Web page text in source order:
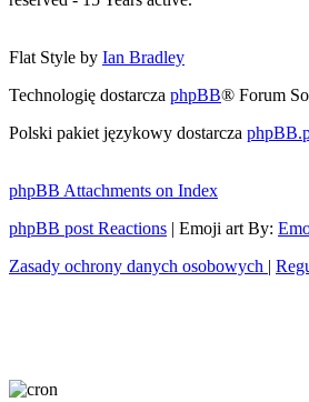
Flat Style by Ian Bradley
Technologię dostarcza phpBB® Forum
Polski pakiet językowy dostarcza
phpBB Attachments on Index
phpBB post Reactions | Emoji art By:
Zasady ochrony danych osobowych |